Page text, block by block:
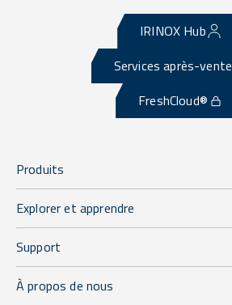
IRINOX Hub
Services après-vente
FreshCloud®
Produits
Explorer et apprendre
Support
À propos de nous